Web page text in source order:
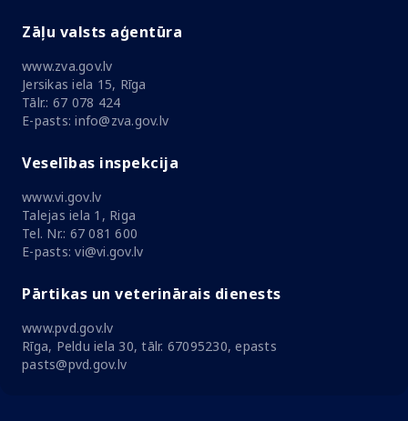
Zāļu valsts aģentūra
www.zva.gov.lv
Jersikas iela 15, Rīga
Tālr.: 67 078 424
E-pasts: info@zva.gov.lv
Veselības inspekcija
www.vi.gov.lv
Talejas iela 1, Riga
Tel. Nr.: 67 081 600
E-pasts: vi@vi.gov.lv
Pārtikas un veterinārais dienests
www.pvd.gov.lv
Rīga, Peldu iela 30, tālr. 67095230, epasts
pasts@pvd.gov.lv